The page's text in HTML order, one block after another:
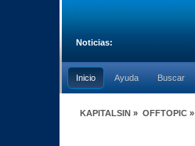
Noticias:
Inicio Ayuda Buscar
KAPITALSIN » OFFTOPIC»